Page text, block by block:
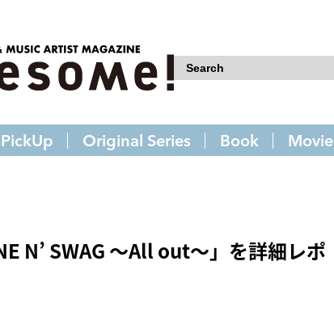
PickUp Original Series Book Movie
N’ SWAG ～All out～」を詳細レポ